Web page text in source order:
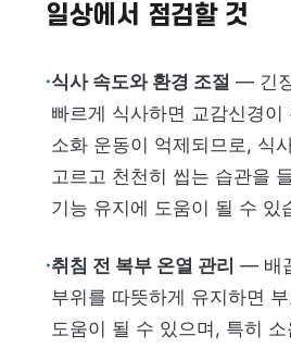
일상에서 점검할 것
·식사 속도와 환경 조절 — 긴
빠르게 식사하면 교감신경이
소화 운동이 억제되므로, 식
고르고 천천히 씹는 습관을
기능 유지에 도움이 될 수 있
·취침 전 복부 온열 관리 — 배
부위를 따뜻하게 유지하면
도움이 될 수 있으며, 특히